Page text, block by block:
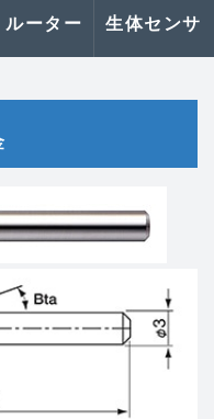
ーター 生体センサ
せはこちら